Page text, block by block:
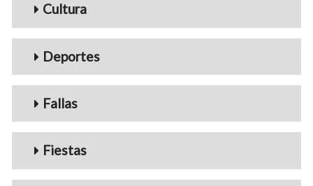
Cultura
Deportes
Fallas
Fiestas